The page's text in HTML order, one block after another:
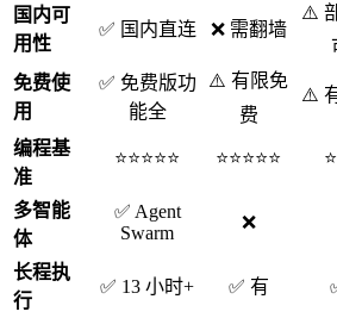
国内可
用性
✅ 国内直连 ❌ 需翻墙
⚠️
免费使
用
✅ 免费版功
能全
⚠️ 有限免
费
⚠️
编程基
准
⭐⭐⭐⭐⭐ ⭐⭐⭐⭐⭐
多智能
体
✅ Agent
Swarm
❌
长程执
行
✅ 13 小时+ ✅ 有